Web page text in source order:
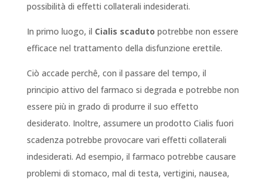
possibilità di effetti collaterali indesiderati.
In primo luogo, il Cialis scaduto potrebbe non essere
efficace nel trattamento della disfunzione erettile.
Ciò accade perchê, con il passare del tempo, il
principio attivo del farmaco si degrada e potrebbe non
essere più in grado di produrre il suo effetto
desiderato. Inoltre, assumere un prodotto Cialis fuori
scadenza potrebbe provocare vari effetti collaterali
indesiderati. Ad esempio, il farmaco potrebbe causare
problemi di stomaco, mal di testa, vertigini, nausea,